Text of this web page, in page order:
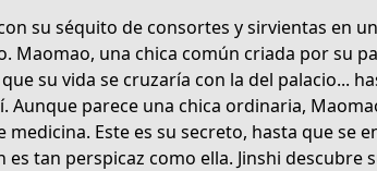
the-inner-palace
su séquito de consortes y sirvientas en
Maomao, una chica común criada por su
su vida se cruzaría con la del palacio...
Aunque parece una chica ordinaria,
Este es su secreto, hasta que se
tan perspicaz como ella. Jinshi descubre